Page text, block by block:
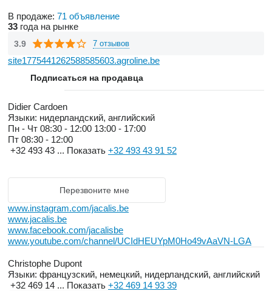
В продаже: 71 объявление
33 года на рынке
3.9 7 отзывов
site1775441262588585603.agroline.be
Подписаться на продавца
Didier Cardoen
Языки: нидерландский, английский
Пн - Чт 08:30 - 12:00 13:00 - 17:00
Пт 08:30 - 12:00
+32 493 43 ... Показать +32 493 43 91 52
Перезвоните мне
www.instagram.com/jacalis.be
www.jacalis.be
www.facebook.com/jacalisbe
www.youtube.com/channel/UCIdHEUYpM0Ho49vAaVN-LGA
Christophe Dupont
Языки: французский, немецкий, нидерландский, английский
+32 469 14 ... Показать +32 469 14 93 39